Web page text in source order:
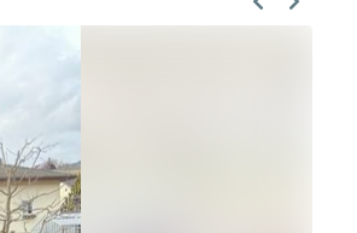
Previous
Next